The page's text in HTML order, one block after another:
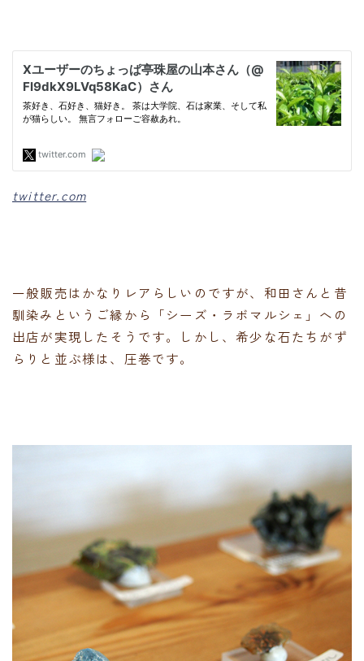
twitter.com
一般販売はかなりレアらしいのですが、和田さんと昔
馴染みというご縁から「シーズ・ラボマルシェ」への
出店が実現したそうです。しかし、希少な石たちがず
らりと並ぶ様は、圧巻です。